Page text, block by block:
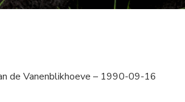
de Vanenblikhoeve – 1990-09-16